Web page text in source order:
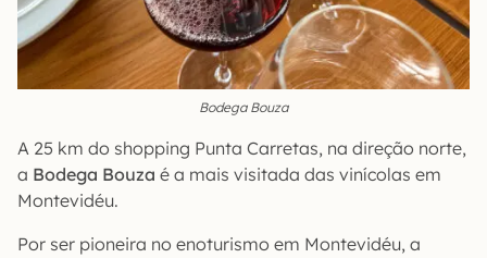
Bodega Bouza
A 25 km do shopping Punta Carretas, na direção norte,
a Bodega Bouza é a mais visitada das vinícolas em
Montevidéu.
Por ser pioneira no enoturismo em Montevidéu, a